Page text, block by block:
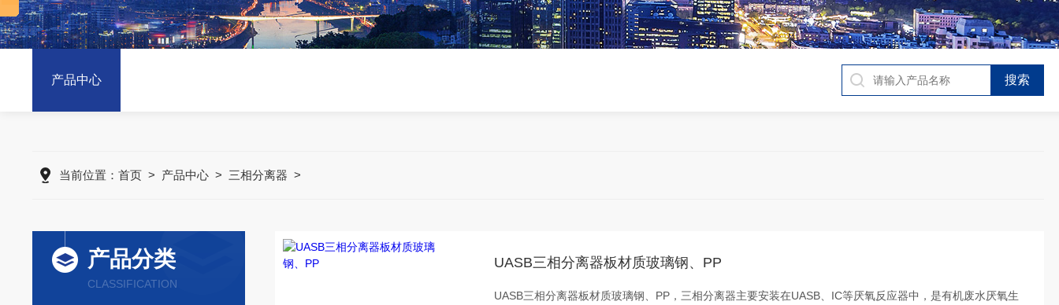
产品中心
当前位置： 首页> 产品中心> 三相分离器 >
产品分类
CLASSIFICATION
UASB三相分离器板材质玻璃钢、PP
UASB三相分离器板材质玻璃钢、PP，三相分离器主要安装在UASB、IC等厌氧反应器中，是有机废水厌氧生